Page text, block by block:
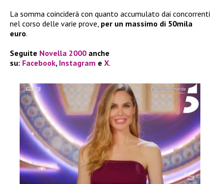
La somma coinciderà con quanto accumulato dai concorrenti
nel corso delle varie prove, per un massimo di 50mila
euro.
Seguite Novella 2000 anche
su: Facebook, Instagram e X.